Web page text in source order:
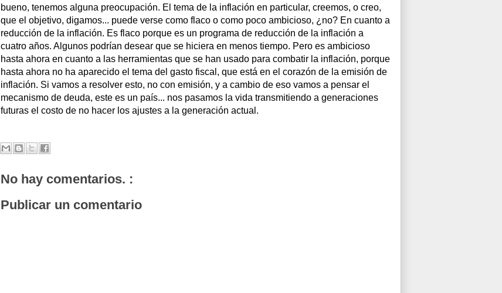
bueno, tenemos alguna preocupación. El tema de la inflación en particular, creemos, o creo,
que el objetivo, digamos... puede verse como flaco o como poco ambicioso, ¿no? En cuanto a
reducción de la inflación. Es flaco porque es un programa de reducción de la inflación a
cuatro años. Algunos podrían desear que se hiciera en menos tiempo. Pero es ambicioso
hasta ahora en cuanto a las herramientas que se han usado para combatir la inflación, porque
hasta ahora no ha aparecido el tema del gasto fiscal, que está en el corazón de la emisión de
inflación. Si vamos a resolver esto, no con emisión, y a cambio de eso vamos a pensar el
mecanismo de deuda, este es un país... nos pasamos la vida transmitiendo a generaciones
futuras el costo de no hacer los ajustes a la generación actual.
No hay comentarios. :
Publicar un comentario